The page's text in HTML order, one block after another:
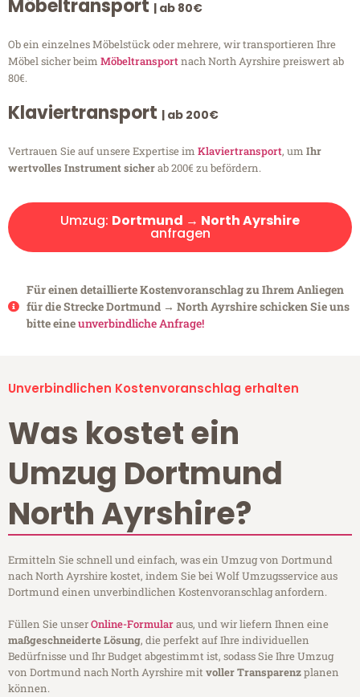
Möbeltransport | ab 80€
Ob ein einzelnes Möbelstück oder mehrere, wir transportieren Ihre
Möbel sicher beim Möbeltransportnach North Ayrshire preiswert ab
80€.
Klaviertransport | ab 200€
Vertrauen Sie auf unsere Expertise im Klaviertransport, um Ihr
wertvolles Instrument sicherab 200€ zu befördern.
Umzug: Dortmund → North Ayrshire
anfragen
Für einen detaillierte Kostenvoranschlag zu Ihrem Anliegen
für die Strecke Dortmund → North Ayrshire schicken Sie uns
bitte eineunverbindliche Anfrage!
Unverbindlichen Kostenvoranschlag erhalten
Was kostet ein
Umzug Dortmund
North Ayrshire?
Ermitteln Sie schnell und einfach, was ein Umzug von Dortmund
nach North Ayrshire kostet, indem Sie bei Wolf Umzugsservice aus
Dortmund einen unverbindlichen Kostenvoranschlag anfordern.
Füllen Sie unserOnline-Formularaus, und wir liefern Ihnen eine
maßgeschneiderte Lösung, die perfekt auf Ihre individuellen
Bedürfnisse und Ihr Budget abgestimmt ist, sodass Sie Ihre Umzug
von Dortmund nach North Ayrshire mitvoller Transparenzplanen
können.